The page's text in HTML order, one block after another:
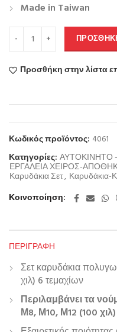
Made in Taiwan
Προσθήκη στην λίστα
Κωδικός προϊόντος: 4061
Κατηγορίες: ΑΥΤΟΚΙΝΗΤΟ
ΕΡΓΑΛΕΙΑ ΧΕΙΡΟΣ-
Καρυδάκια Σετ, Καρυδάκια-
Κοινοποίηση
ΠΕΡΙΓΡΑΦΉ
Σετ καρυδάκια
χιλ) 6 τεμαχίων
Περιλαμβάνει τα
Μ8, Μ10, Μ12 (100 χιλ)